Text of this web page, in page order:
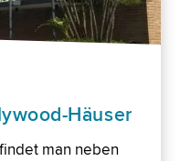
Häuser
man neben